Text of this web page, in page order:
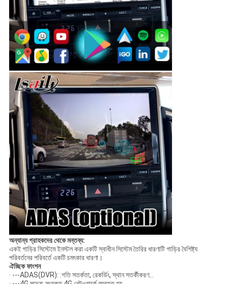
অন্যান্য গ্রাহকদের থেকে মন্তব্য:
একই গাড়ির সিস্টেমে ইনস্টল করা একটি স্বাধীন সিস্টেম তৈরির ধারণাটি গাড়ির বৈশিষ্ট্য
পরিবর্তনের পরিবর্তে একটি চমৎকার ধারণা।
ঐচ্ছিক ফাংশন
· ---ADAS(DVR): :গতি সতর্কতা, রেকর্ডিং, স্থান সতর্কীকরণ...